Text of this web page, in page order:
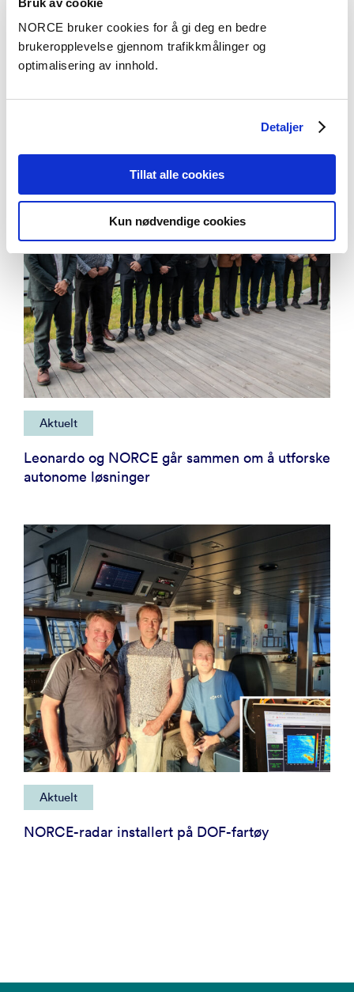
NORCE bruker cookies for å gi deg en bedre
brukeropplevelse gjennom trafikkmålinger og
optimalisering av innhold.
Detaljer
Tillat alle cookies
Kun nødvendige cookies
– World Hydrogen Energy Conference - 2022 2022
Se alle publikasjoner i NVA
Se alle artikler
Aktuelt
Leonardo og NORCE går sammen om å utforske
autonome løsninger
Aktuelt
NORCE-radar installert på DOF-fartøy